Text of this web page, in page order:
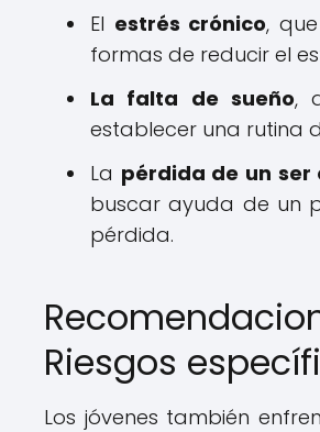
El estrés crónico,
formas de reducir el
La falta de sueño,
establecer una rutina
La pérdida de un ser
buscar ayuda de un
pérdida.
Riesgos
Los jóvenes también